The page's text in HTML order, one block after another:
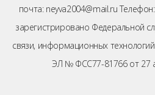
почта: neyva2004@mail.ru
зарегистрировано Федеральной
связи, информационных
ЭЛ № ФСС77-81766 от 27